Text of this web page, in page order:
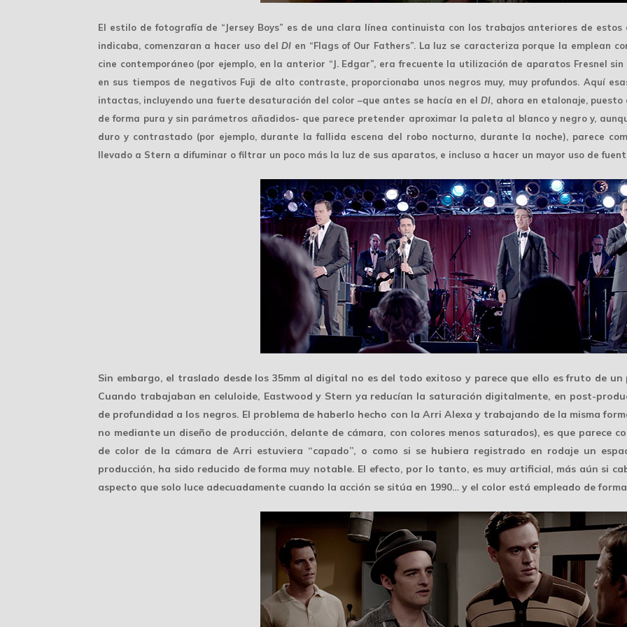
El estilo de fotografía de “Jersey Boys” es de una clara línea continuista con los trabajos anteriores de estos
indicaba, comenzaran a hacer uso delDI en “Flags of Our Fathers”. La luz se caracteriza porque la emplean
cine contemporáneo (por ejemplo, en la anterior “J. Edgar”, era frecuente la utilización de aparatos Fresnel
en sus tiempos de negativos Fuji de alto contraste, proporcionaba unos negros muy, muy profundos. Aquí
intactas, incluyendo una fuerte desaturación del color –que antes se hacía en elDI, ahora en etalonaje,
de forma pura y sin parámetros añadidos- que parece pretender aproximar la paleta al blanco y negro y,
duro y contrastado (por ejemplo, durante la fallida escena del robo nocturno, durante la noche), parece
llevado a Stern a difuminar o filtrar un poco más la luz de sus aparatos, e incluso a hacer un mayor uso de
Sin embargo, el traslado desde los 35mm al digital no es del todo exitoso y parece que ello es fruto de un
Cuando trabajaban en celuloide, Eastwood y Stern ya reducían la saturación digitalmente, en post-
de profundidad a los negros. El problema de haberlo hecho con la Arri Alexa y trabajando de la misma
no mediante un diseño de producción, delante de cámara, con colores menos saturados), es que parece
de color de la cámara de Arri estuviera “capado”, o como si se hubiera registrado en rodaje un
producción, ha sido reducido de forma muy notable. El efecto, por lo tanto, es muy artificial, más aún si
aspecto que solo luce adecuadamente cuando la acción se sitúa en 1990… y el color está empleado de